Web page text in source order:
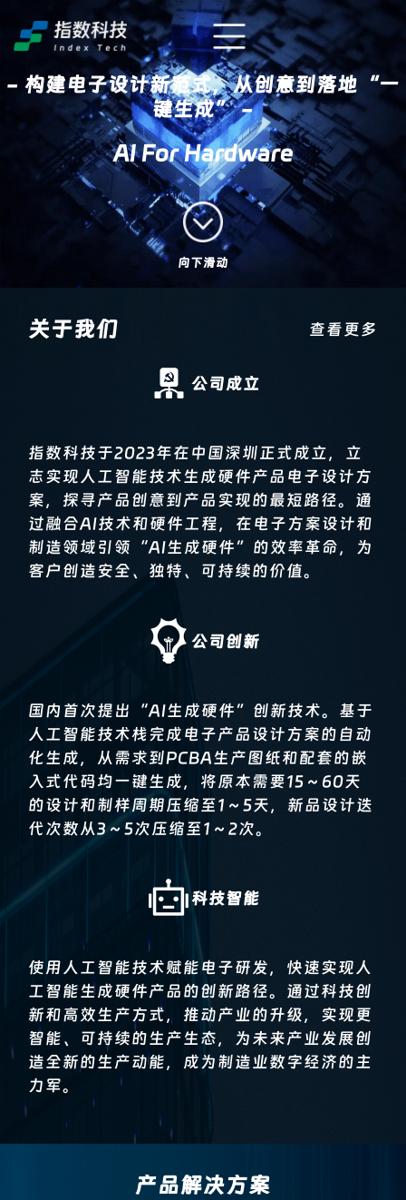
- 构建电子设计新范式，从创意到落地“一
键生成” -
AI For Hardware
向下滑动
关于我们 查看更多
公司成立
指数科技于2023年在中国深圳正式成立，立
志实现人工智能技术生成硬件产品电子设计方
案，探寻产品创意到产品实现的最短路径。通
过融合AI技术和硬件工程，在电子方案设计和
制造领域引领“AI生成硬件”的效率革命，为
客户创造安全、独特、可持续的价值。
公司创新
国内首次提出“AI生成硬件”创新技术。基于
人工智能技术栈完成电子产品设计方案的自动
化生成，从需求到PCBA生产图纸和配套的嵌
入式代码均一键生成，将原本需要15～60天
的设计和制样周期压缩至1～5天，新品设计迭
代次数从3～5次压缩至1～2次。
科技智能
使用人工智能技术赋能电子研发，快速实现人
工智能生成硬件产品的创新路径。通过科技创
新和高效生产方式，推动产业的升级，实现更
智能、可持续的生产生态，为未来产业发展创
造全新的生产动能，成为制造业数字经济的主
力军。
产品解决方案